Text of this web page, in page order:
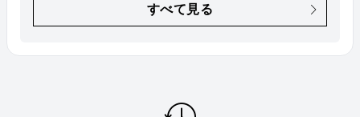
すべて見る